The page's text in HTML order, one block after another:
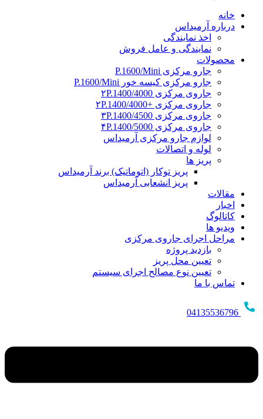
خانه
درباره آرمیداس
اخذ نمایندگی
نمایندگی و عامل فروش
محصولات
جارو مرکزی P.1600/Mini
جارو مرکزی کیسه خور P.1600/Mini
جاروی مرکزی ۲P.1400/4000
جاروی مرکزی +۲P.1400/4000
جاروی مرکزی ۳P.1400/4500
جاروی مرکزی ۴P.1400/5000
لوازم جارو مرکزی آرمیداس
لوله و اتصالات
پریز ها
پریز توکار (اتوماتیک) برند آرمیداس
پریز انشعابی آرمیداس
مقالات
اخبار
کاتالوگ
ویدیو ها
مراحل اجرای جاروی مرکزی
بازدید پروژه
تعیین محل پریز
تعیین نوع مصالح اجرای سیستم
تماس با ما
04135536796